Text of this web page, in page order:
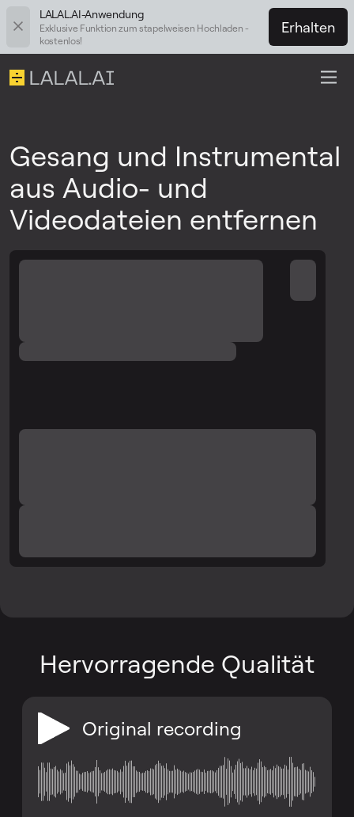
LALAL.AI-Anwendung
Exklusive Funktion zum stapelweisen Hochladen -
kostenlos!
Erhalten
Gesang und Instrumental
aus Audio- und
Videodateien entfernen
Hervorragende Qualität
Original recording